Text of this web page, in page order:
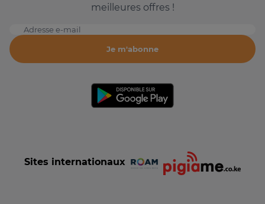
meilleures offres !
Adresse e-mail
Je m'abonne
Sites internationaux